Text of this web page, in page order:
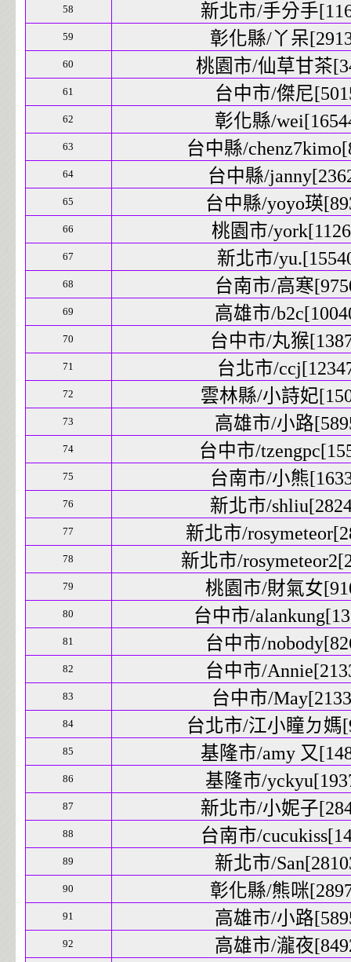
58 新北市/手分手
59 彰化縣/丫呆
60 桃園市/仙草甘茶
61 台中市/傑尼
62 彰化縣/
63 台中縣/
64 台中縣/
65 台中縣/yoyo瑛
66 桃園市/
67 新北市/
68 台南市/高寒
69 高雄市/
70 台中市/丸猴
71 台北市/
72 雲林縣/小詩妃
73 高雄市/小路
74 台中市/
75 台南市/小熊
76 新北市/
77 新北市/
78 新北市/
79 桃園市/財氣女
80 台中市/
81 台中市/
82 台中市/
83 台中市/
84 台北市/江小瞳ㄉ媽
85 基隆市/amy 又
86 基隆市/
87 新北市/小妮子
88 台南市/
89 新北市/
90 彰化縣/熊咪
91 高雄市/小路
92 高雄市/瀧夜